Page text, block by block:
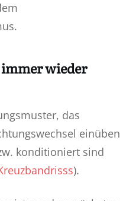
wieder
das
einüben
konditioniert sind
).